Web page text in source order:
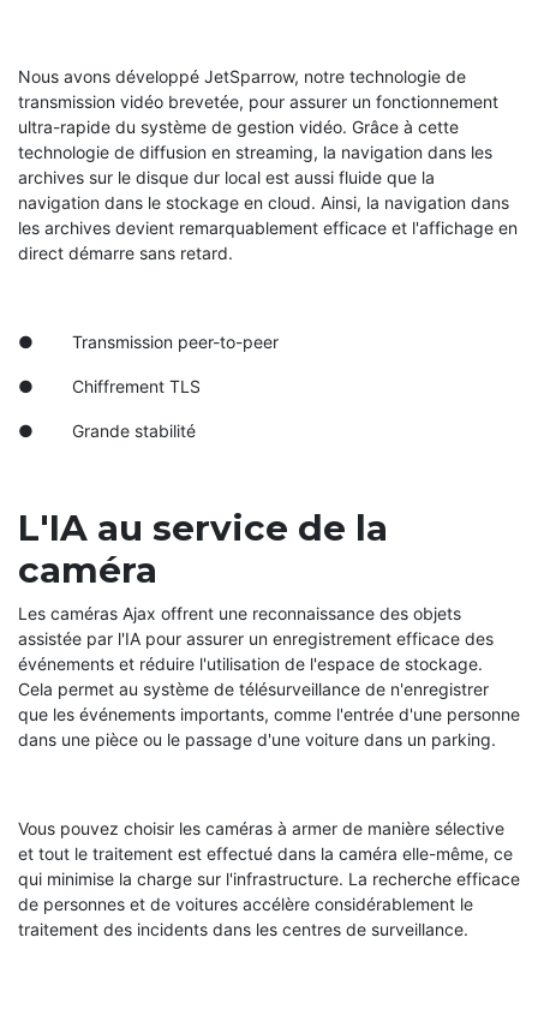
Nous avons développé JetSparrow, notre technologie de
transmission vidéo brevetée, pour assurer un fonctionnement
ultra-rapide du système de gestion vidéo. Grâce à cette
technologie de diffusion en streaming, la navigation dans les
archives sur le disque dur local est aussi fluide que la
navigation dans le stockage en cloud. Ainsi, la navigation dans
les archives devient remarquablement efficace et l'affichage en
direct démarre sans retard.
● Transmission peer-to-peer
● Chiffrement TLS
● Grande stabilité
L'IA au service de la
caméra
Les caméras Ajax offrent une reconnaissance des objets
assistée par l'IA pour assurer un enregistrement efficace des
événements et réduire l'utilisation de l'espace de stockage.
Cela permet au système de télésurveillance de n'enregistrer
que les événements importants, comme l'entrée d'une personne
dans une pièce ou le passage d'une voiture dans un parking.
Vous pouvez choisir les caméras à armer de manière sélective
et tout le traitement est effectué dans la caméra elle-même, ce
qui minimise la charge sur l'infrastructure. La recherche efficace
de personnes et de voitures accélère considérablement le
traitement des incidents dans les centres de surveillance.